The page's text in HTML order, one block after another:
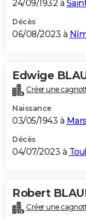
24/09/1932 à
Décès
06/08/2023 à
Edwige
Créer une
Naissance
03/05/1943 à
Décès
04/07/2023 à
Robert
Créer une